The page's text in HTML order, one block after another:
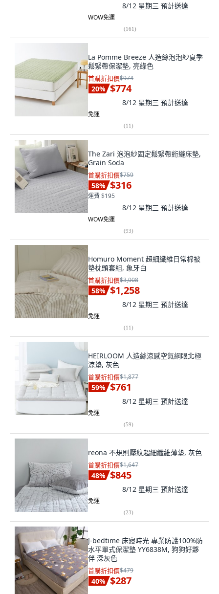
8/12 星期三 預計送達
WOW免運
(161)
La Pomme Breeze 人造絲泡泡紗夏季
鬆緊帶保潔墊, 亮綠色
首購折扣價$974
20% $774
8/12 星期三 預計送達
免運
(11)
The Zari 泡泡紗固定鬆緊帶絎縫床墊,
Grain Soda
首購折扣價$759
58% $316
運費 $195
8/12 星期三 預計送達
WOW免運
(93)
Homuro Moment 超細纖維日常棉被
墊枕頭套組, 象牙白
首購折扣價$3,008
58% $1,258
8/12 星期三 預計送達
免運
(11)
HEIRLOOM 人造絲涼感空氣網眼北極
涼墊, 灰色
首購折扣價$1,877
59% $761
8/12 星期三 預計送達
免運
(59)
reona 不規則壓紋超細纖維薄墊, 灰色
首購折扣價$1,647
48% $845
8/12 星期三 預計送達
免運
(23)
J-bedtime 床寢時光 專業防護100%防
水平單式保潔墊 YY6838M, 狗狗好夥
伴 深灰色
首購折扣價$479
40% $287